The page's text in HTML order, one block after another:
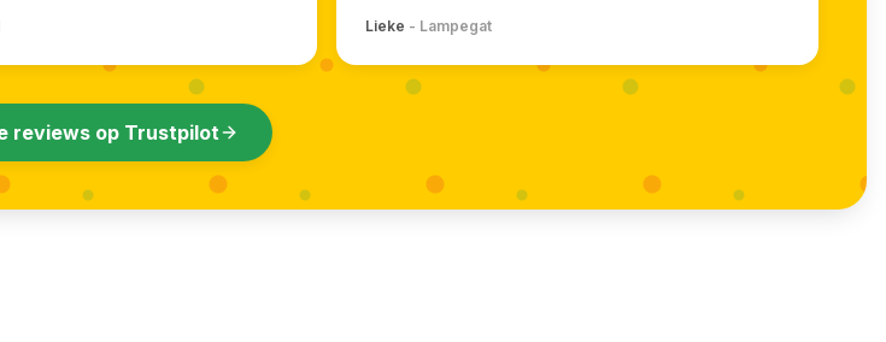
Lieke - Lampegat
reviews op Trustpilot